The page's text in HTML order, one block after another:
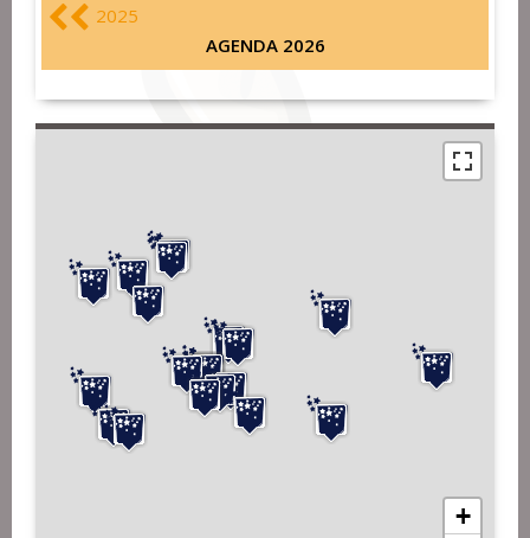
2025
AGENDA 2026
+